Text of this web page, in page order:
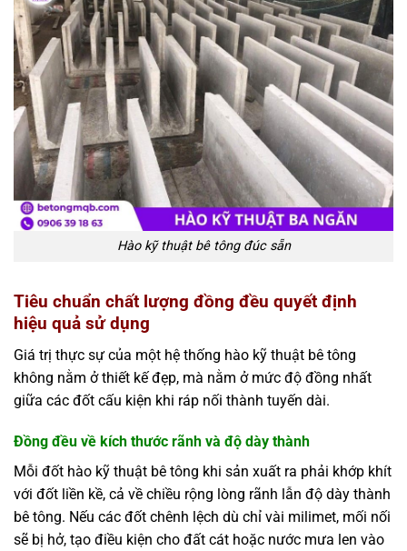
Hào kỹ thuật bê tông đúc sẵn
Tiêu chuẩn chất lượng đồng đều quyết định
hiệu quả sử dụng
Giá trị thực sự của một hệ thống hào kỹ thuật bê tông
không nằm ở thiết kế đẹp, mà nằm ở mức độ đồng nhất
giữa các đốt cấu kiện khi ráp nối thành tuyến dài.
Đồng đều về kích thước rãnh và độ dày thành
Mỗi đốt hào kỹ thuật bê tông khi sản xuất ra phải khớp khít
với đốt liền kề, cả về chiều rộng lòng rãnh lẫn độ dày thành
bê tông. Nếu các đốt chênh lệch dù chỉ vài milimet, mối nối
sẽ bị hở, tạo điều kiện cho đất cát hoặc nước mưa len vào